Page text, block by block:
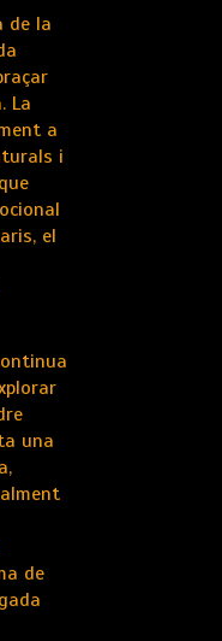
de la
La
a
i
el
una
de